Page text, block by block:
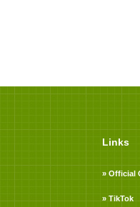
Links
» Official
» TikTok